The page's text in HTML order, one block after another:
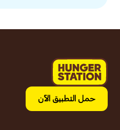
حمل التطبيق الآن